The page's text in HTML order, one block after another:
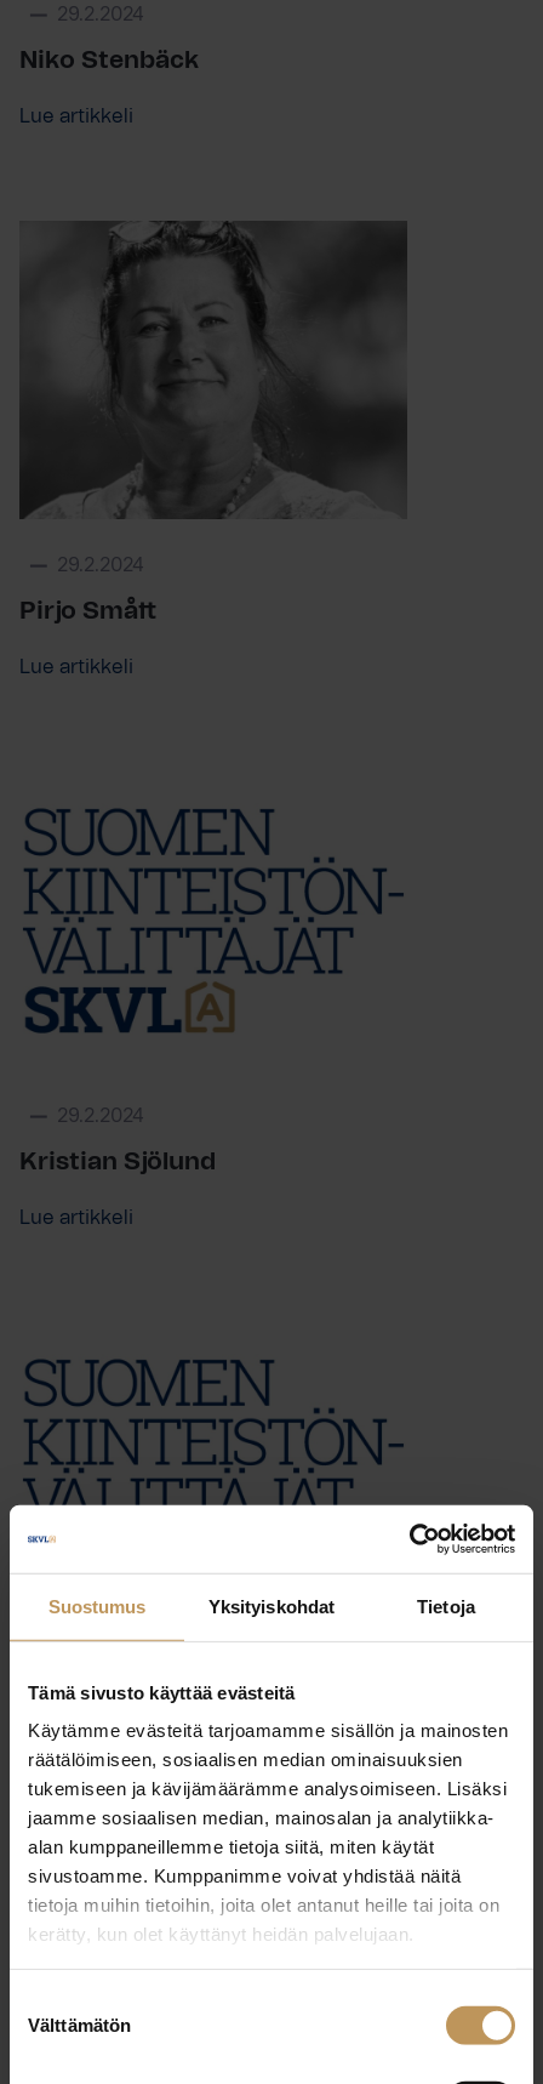
Suostumus Yksityiskohdat Tietoja
Tämä sivusto käyttää evästeitä
Käytämme evästeitä tarjoamamme sisällön ja mainosten
räätälöimiseen, sosiaalisen median ominaisuuksien
tukemiseen ja kävijämäärämme analysoimiseen. Lisäksi
jaamme sosiaalisen median, mainosalan ja analytiikka-
alan kumppaneillemme tietoja siitä, miten käytät
sivustoamme. Kumppanimme voivat yhdistää näitä
tietoja muihin tietoihin, joita olet antanut heille tai joita on
kerätty, kun olet käyttänyt heidän palvelujaan.
valinta
Välttämätön
29.2.2024
Niko Stenbäck
Lue artikkeli
29.2.2024
Pirjo Smått
Lue artikkeli
29.2.2024
Kristian Sjölund
Lue artikkeli
Lue artikkeli